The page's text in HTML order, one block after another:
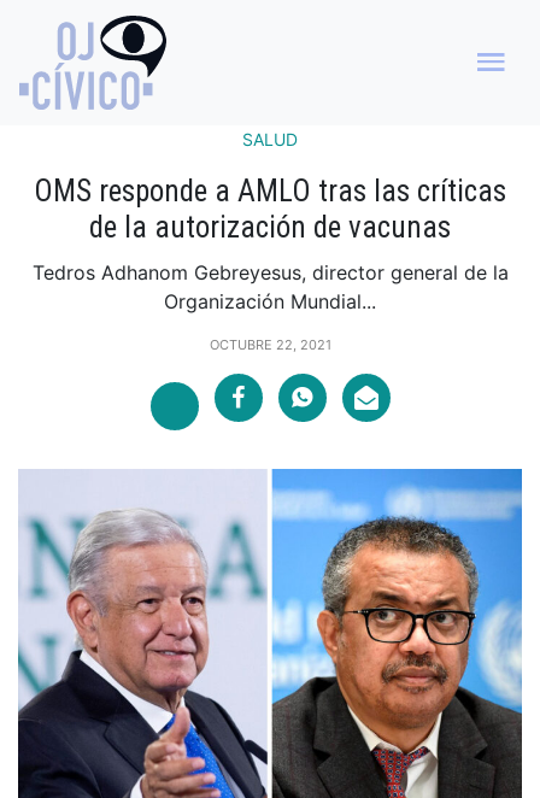
SALUD
OMS responde a AMLO tras las críticas
de la autorización de vacunas
Tedros Adhanom Gebreyesus, director general de la
Organización Mundial...
OCTUBRE 22, 2021